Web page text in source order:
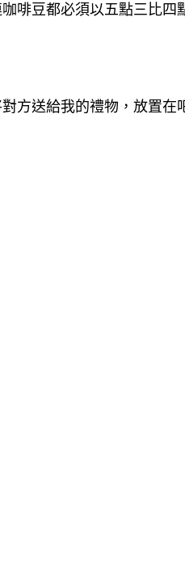
啡豆都必須以五點三比四
方送給我的禮物，放置在